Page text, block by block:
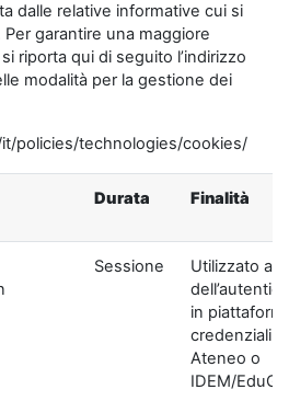
dalle relative informative cui si
garantire una maggiore
riporta qui di seguito l’indirizzo
modalità per la gestione dei
policies/technologies/cookies/
Durata Finalità
Sessione
Utilizzato ai
in
credenziali di
Ateneo o
IDEM/